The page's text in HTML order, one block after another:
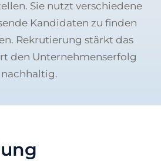
Sie nutzt verschiedene
Kandidaten zu finden
Rekrutierung stärkt das
den Unternehmenserfolg
nachhaltig.